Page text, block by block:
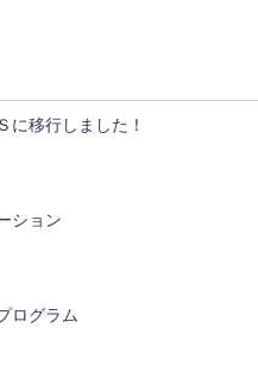
に移行しました！
ション
ログラム